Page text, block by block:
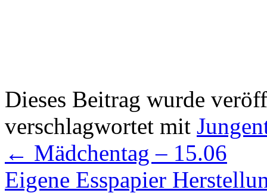
Dieses Beitrag wurde
verschlagwortet mit
← Mädchentag – 15.06
Eigene Esspapier